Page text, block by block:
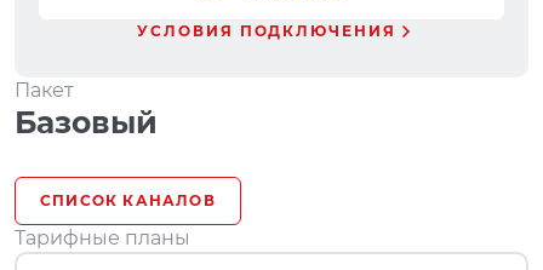
УСЛОВИЯ ПОДКЛЮЧЕНИЯ
Пакет
Базовый
СПИСОК КАНАЛОВ
Тарифные планы